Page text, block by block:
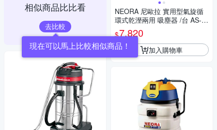
相似商品比比看
去比較
現在可以馬上比較相似商品！
NEORA 尼歐拉 實用型氣旋循
環式乾溼兩用 吸塵器 /台 AS-4
00
$7,820
加入購物車